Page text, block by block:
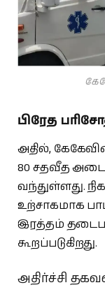
பிரேத
அதில்,
80 சதவீத
வந்துள்ளது.
உற்சாகமாக
இரத்தம்
கூறப்படுகிறது.
அதிர்ச்சி